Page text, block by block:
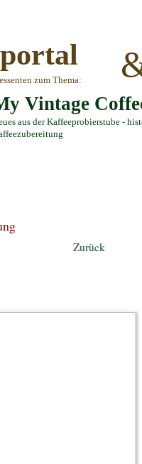
zum Thema:
Vintage
aus der Kaffeeprobierstube -
Zurück